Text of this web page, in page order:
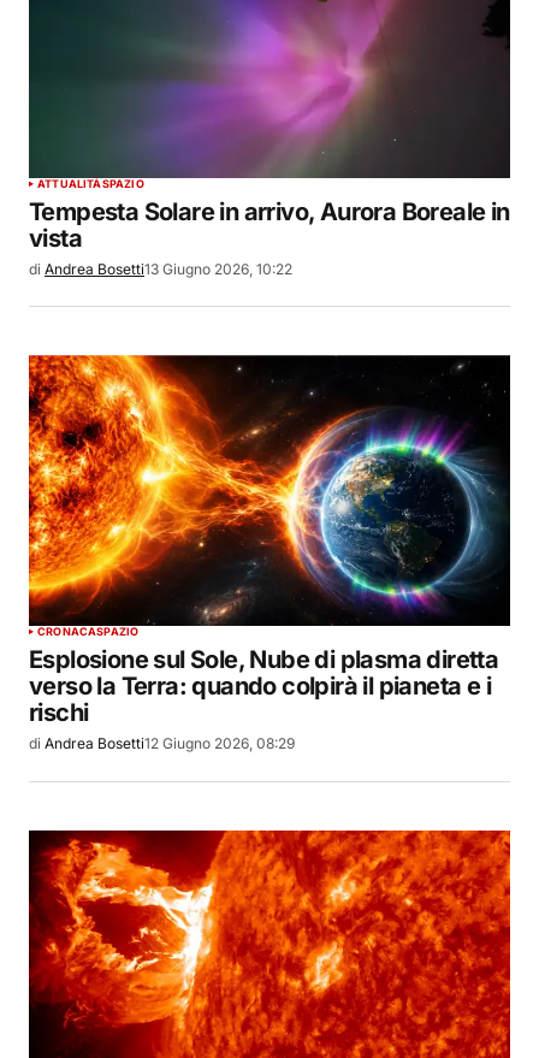
ATTUALITÀSPAZIO
Tempesta Solare in arrivo, Aurora Boreale in
vista
di Andrea Bosetti13 Giugno 2026, 10:22
CRONACASPAZIO
Esplosione sul Sole, Nube di plasma diretta
verso la Terra: quando colpirà il pianeta e i
rischi
di Andrea Bosetti12 Giugno 2026, 08:29